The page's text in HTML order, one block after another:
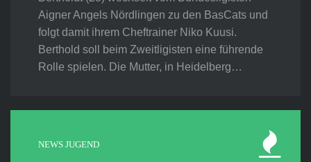
Aigner Angels Nördlingen zu den BasCats und
folgt damit ihrem Cheftrainer Niko Kuusi.
Berthold soll beim Zweitligisten eine führende
Rolle spielen. Die Mutter, in Heidelberg…
NEWS JUGEND